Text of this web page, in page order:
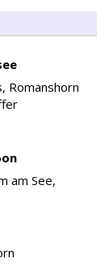
Romanshorn
am See,